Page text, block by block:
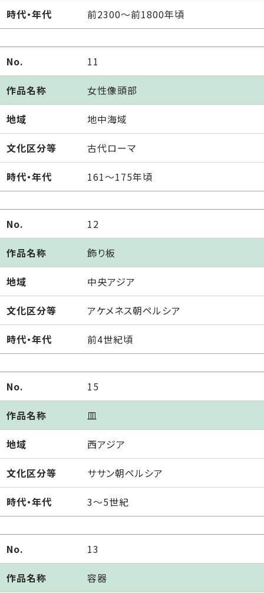
時代・年代 前2300～前1800年頃
No. 11
作品名称 女性像頭部
地域 地中海域
文化区分等 古代ローマ
時代・年代 161～175年頃
No. 12
作品名称 飾り板
地域 中央アジア
文化区分等 アケメネス朝ペルシア
時代・年代 前4世紀頃
No. 15
作品名称 皿
地域 西アジア
文化区分等 ササン朝ペルシア
時代・年代 3～5世紀
No. 13
作品名称 容器